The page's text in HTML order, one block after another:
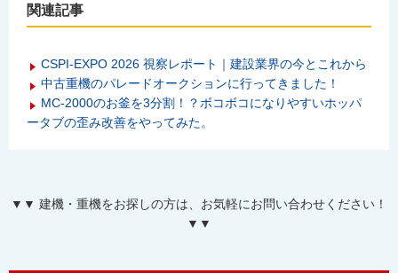
関連記事
CSPI-EXPO 2026 視察レポート｜建設業界の今とこれから
中古重機のパレードオークションに行ってきました！
MC-2000のお釜を3分割！？ボコボコになりやすいホッパ
ータブの歪み改善をやってみた。
▼▼ 建機・重機をお探しの方は、お気軽にお問い合わせください！
▼▼